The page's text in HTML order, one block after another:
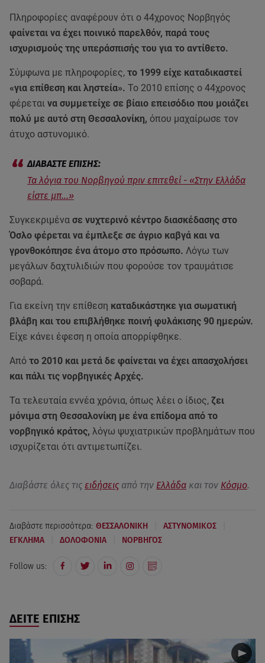
Πληροφορίες αναφέρουν ότι ο 44χρονος Νορβηγός
φαίνεται να έχει ποινικό παρελθόν, παρά τους
ισχυρισμούς της υπεράσπισής του για το αντίθετο.
Σύμφωνα με πληροφορίες, το 1999 είχε καταδικαστεί
«για επίθεση και ληστεία». Το 2010 επίσης ο 44χρονος
φέρεται να συμμετείχε σε βίαιο επεισόδιο που μοιάζει
πολύ με αυτό στη Θεσσαλονίκη, όπου μαχαίρωσε τον
άτυχο αστυνομικό.
Τα λόγια του Νορβηγού πριν επιτεθεί - «Στην Ελλάδα
είστε μπ...»
Συγκεκριμένα σε νυχτερινό κέντρο διασκέδασης στο
Όσλο φέρεται να έμπλεξε σε άγριο καβγά και να
γρονθοκόπησε ένα άτομο στο πρόσωπο. Λόγω των
μεγάλων δαχτυλιδιών που φορούσε τον τραυμάτισε
σοβαρά.
Για εκείνη την επίθεση καταδικάστηκε για σωματική
βλάβη και του επιβλήθηκε ποινή φυλάκισης 90 ημερών.
Είχε κάνει έφεση η οποία απορρίφθηκε.
Από το 2010 και μετά δε φαίνεται να έχει απασχολήσει
και πάλι τις νορβηγικές Αρχές.
Τα τελευταία εννέα χρόνια, όπως λέει ο ίδιος, ζει
μόνιμα στη Θεσσαλονίκη με ένα επίδομα από το
νορβηγικό κράτος, λόγω ψυχιατρικών προβλημάτων που
ισχυρίζεται ότι αντιμετωπίζει.
Διαβάστε όλες τις ειδήσεις από την Ελλάδα και τον Κόσμο.
Διαβάστε περισσότερα: ΘΕΣΣΑΛΟΝΙΚΗ ΑΣΤΥΝΟΜΙΚΟΣ
ΕΓΚΛΗΜΑ ΔΟΛΟΦΟΝΙΑ ΝΟΡΒΗΓΟΣ
Follow us:
ΔΕΙΤΕ ΕΠΙΣΗΣ